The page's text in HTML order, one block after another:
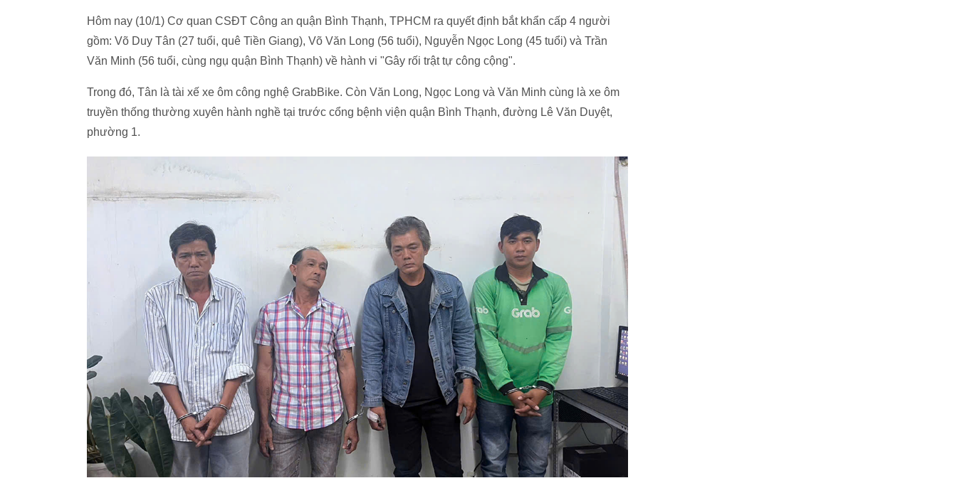
Hôm nay (10/1) Cơ quan CSĐT Công an quận Bình Thạnh, TPHCM ra quyết định bắt khẩn cấp 4 người
gồm: Võ Duy Tân (27 tuổi, quê Tiền Giang), Võ Văn Long (56 tuổi), Nguyễn Ngọc Long (45 tuổi) và Trần
Văn Minh (56 tuổi, cùng ngụ quận Bình Thạnh) về hành vi "Gây rối trật tự công cộng".
Trong đó, Tân là tài xế xe ôm công nghệ GrabBike. Còn Văn Long, Ngọc Long và Văn Minh cùng là xe ôm
truyền thống thường xuyên hành nghề tại trước cổng bệnh viện quận Bình Thạnh, đường Lê Văn Duyệt,
phường 1.